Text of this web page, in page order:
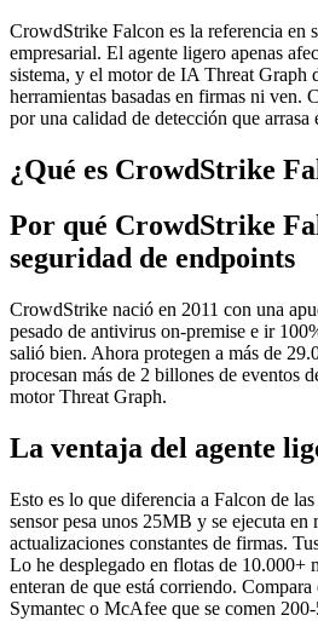
CrowdStrike Falcon es la referencia en
empresarial. El agente ligero apenas
sistema, y el motor de IA Threat Graph
herramientas basadas en firmas ni ven.
por una calidad de detección que arrasa
¿Qué es CrowdStrike
Por qué CrowdStrike
seguridad de endpoints
CrowdStrike nació en 2011 con una
pesado de antivirus on-premise e ir
salió bien. Ahora protegen a más de
procesan más de 2 billones de eventos
motor Threat Graph.
La ventaja del agente
Esto es lo que diferencia a Falcon de
sensor pesa unos 25MB y se ejecuta en
actualizaciones constantes de firmas.
Lo he desplegado en flotas de 10.000+
enteran de que está corriendo. Compara
Symantec o McAfee que se comen